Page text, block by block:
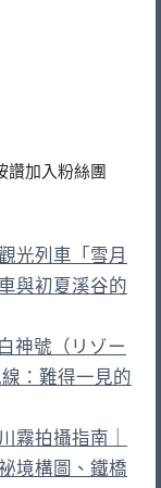
讚加入粉絲團
光列車「雪月
與初夏溪谷的
神號（リゾー
：難得一見的
霧拍攝指南｜
境構圖、鐵橋